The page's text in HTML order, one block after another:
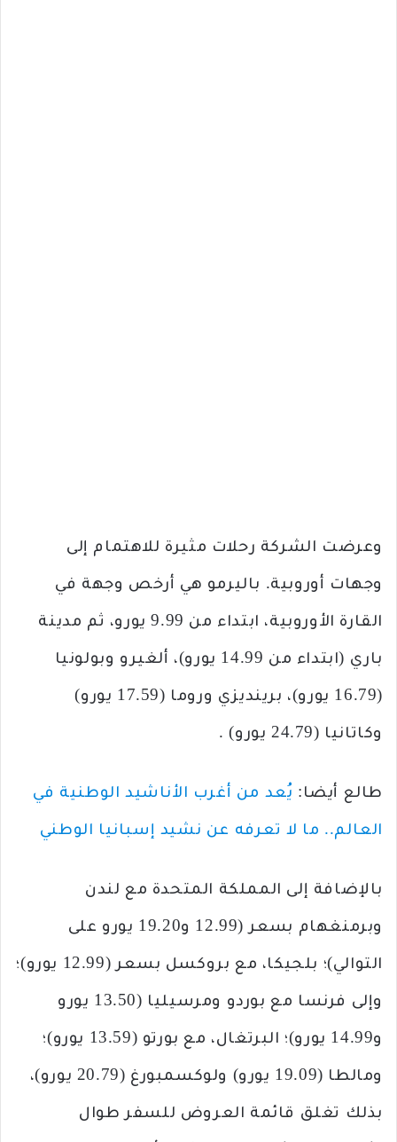
وعرضت الشركة رحلات مثيرة للاهتمام إلى
وجهات أوروبية. باليرمو هي أرخص وجهة في
القارة الأوروبية، ابتداء من 9.99 يورو، ثم مدينة
باري (ابتداء من 14.99 يورو)، ألغيرو وبولونيا
(16.79 يورو)، برينديزي وروما (17.59 يورو)
وكاتانيا (24.79 يورو) .
طالع أيضا: يُعد من أغرب الأناشيد الوطنية في
العالم.. ما لا تعرفه عن نشيد إسبانيا الوطني
بالإضافة إلى المملكة المتحدة مع لندن
وبرمنغهام بسعر (12.99 و19.20 يورو على
التوالي)؛ بلجيكا، مع بروكسل بسعر (12.99 يورو)؛
وإلى فرنسا مع بوردو ومرسيليا (13.50 يورو
و14.99 يورو)؛ البرتغال، مع بورتو (13.59 يورو)؛
ومالطا (19.09 يورو) ولوكسمبورغ (20.79 يورو)،
بذلك تغلق قائمة العروض للسفر طوال